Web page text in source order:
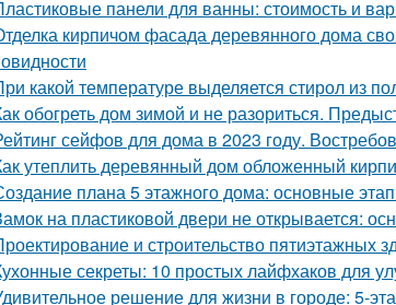
панели для ванны: стоимость и
кирпичом фасада деревянного дома
какой температуре выделяется стирол из
обогреть дом зимой и не разориться.
сейфов для дома в 2023 году.
утеплить деревянный дом обложенный
плана 5 этажного дома: основные
на пластиковой двери не открывается:
и строительство пятиэтажных
секреты: 10 простых лайфхаков для
решение для жизни в городе: 5-